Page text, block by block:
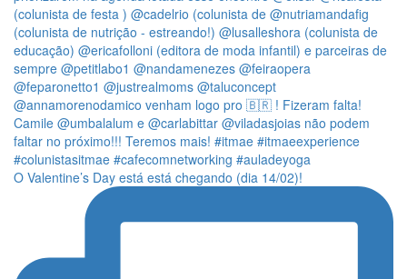
O Valentine’s Day está está chegando (dia 14/02)!